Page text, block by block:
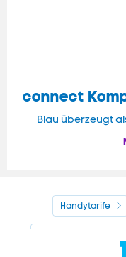
connect
Blau überzeugt
Handytarife